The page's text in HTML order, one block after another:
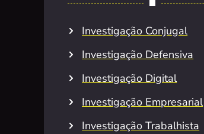
Investigação Conjugal
Investigação Defensiva
Investigação Digital
Investigação Empresarial
Investigação Trabalhista